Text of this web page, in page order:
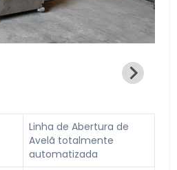
Linha de Abertura de
Avelã totalmente
automatizada